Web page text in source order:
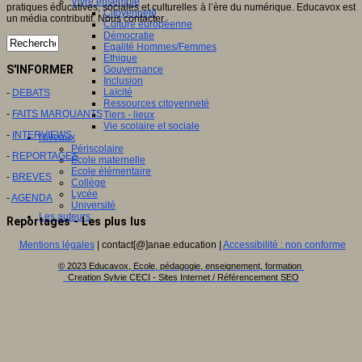
Citoyenneté
Culture européenne
Démocratie
Egalité Hommes/Femmes
Ethique
Gouvernance
Inclusion
Laïcité
Ressources citoyenneté
Tiers - lieux
Vie scolaire et sociale
Niveaux
Périscolaire
Ecole maternelle
Ecole élémentaire
Collège
Lycée
Université
Les auteurs
pratiques éducatives, sociales et culturelles à l’ère du numérique. Educavox est
un média contributif. Nous contacter.
S'INFORMER
- DEBATS
- FAITS MARQUANTS
- INTERVIEWS
- REPORTAGES
- BREVES
-AGENDA
Reportages - Les plus lus
Mentions légales| contact[@]anae.education | Accessibilité : non conforme
© 2023 Educavox, Ecole, pédagogie, enseignement, formation
Creation Sylvie CECI - Sites Internet / Référencement SEO